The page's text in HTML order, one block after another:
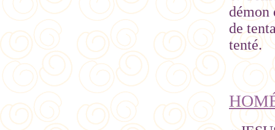
démon
de
tenté.